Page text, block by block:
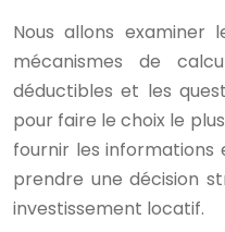
Nous allons examiner
mécanismes de
déductibles et les
pour faire le choix le
fournir les informations
prendre une décision
investissement locatif.